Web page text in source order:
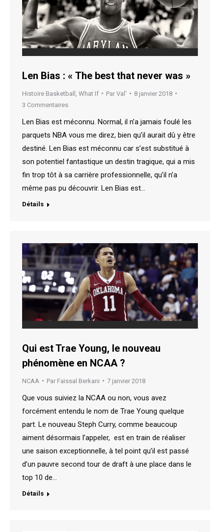
Len Bias : « The best that never was »
Histoire Basketball What If Par Val'
8 janvier 2018
3 Commentaires
Len Bias est méconnu. Normal, il n’a jamais foulé les
parquets NBA vous me direz, bien qu’il aurait dû y être
destiné. Len Bias est méconnu car s’est substitué à
son potentiel fantastique un destin tragique, qui a mis
fin trop tôt à sa carrière professionnelle, qu’il n’a
même pas pu découvrir. Len Bias est…
Détails
Qui est Trae Young, le nouveau
phénomène en NCAA ?
NCAA Par Faïssal Berkani 7 janvier 2018
Que vous suiviez la NCAA ou non, vous avez
forcément entendu le nom de Trae Young quelque
part. Le nouveau Steph Curry, comme beaucoup
aiment désormais l’appeler, est en train de réaliser
une saison exceptionnelle, à tel point qu’il est passé
d’un pauvre second tour de draft à une place dans le
top 10 de…
Détails